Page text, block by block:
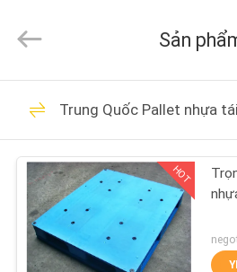
TRANG
CHỦ
CÁC
SẢN
PHẨM
Metal
Products
All
Reserved.
Kệ pallet
Sản
Trung Quốc Pallet nhựa tái
HOT